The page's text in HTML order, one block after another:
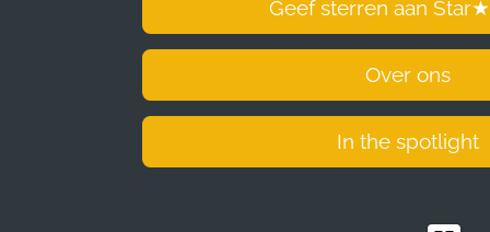
Geef sterren aan Star★
Over ons
In the spotlight